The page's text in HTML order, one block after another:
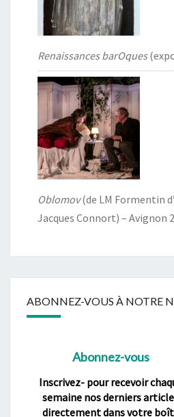
Renaissances barOques
Oblomov(de LM Formentin
Jacques Connort) – Avignon
ABONNEZ-VOUS À NOTRE
Abonnez-vous
Inscrivez- pour recevoir
semaine nos derniers
directement dans votre